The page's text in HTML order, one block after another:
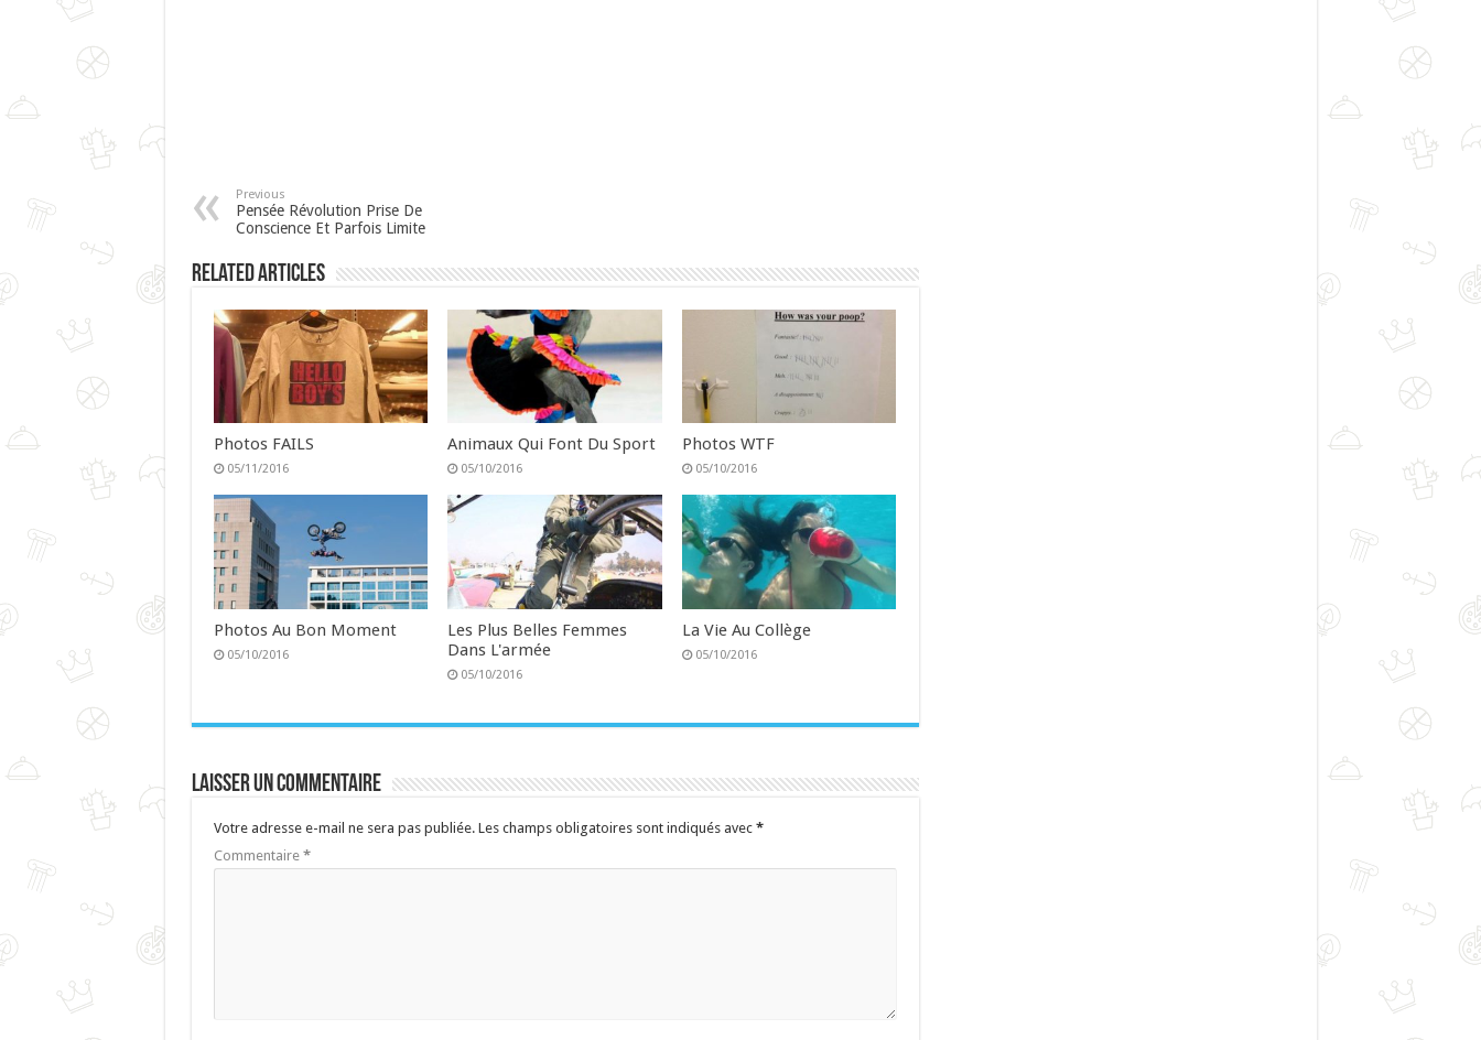
Previous
Pensée Révolution Prise De
Conscience Et Parfois Limite
Related Articles
Photos FAILS
05/11/2016
Animaux Qui Font Du Sport
05/10/2016
Photos WTF
05/10/2016
Photos Au Bon Moment
05/10/2016
Les Plus Belles Femmes
Dans L'armée
05/10/2016
La Vie Au Collège
05/10/2016
Laisser un commentaire
Votre adresse e-mail ne sera pas publiée. Les champs obligatoires sont indiqués avec *
Commentaire *